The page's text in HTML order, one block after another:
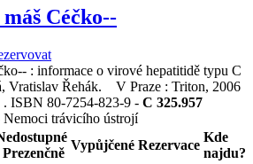
Céčko--
: informace o virové hepatitidě typu C
Vratislav Řehák. V Praze : Triton, 2006
. ISBN 80-7254-823-9 - C 325.957
Nemoci trávicího ústrojí
Prezenčně
Vypůjčené Rezervace
Kde
najdu?